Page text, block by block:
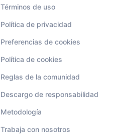
Términos de uso
Política de privacidad
Preferencias de cookies
Política de cookies
Reglas de la comunidad
Descargo de responsabilidad
Metodología
Trabaja con nosotros